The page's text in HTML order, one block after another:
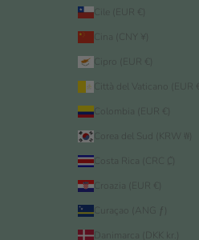
Cina (CNY ¥)
Cipro (EUR €)
Città del Vaticano (EUR €)
Colombia (EUR €)
Corea del Sud (KRW ₩)
Costa Rica (CRC ₡)
Croazia (EUR €)
Curaçao (ANG ƒ)
Danimarca (DKK kr.)